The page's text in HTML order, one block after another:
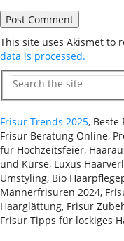
This site uses Akismet to
data is processed.
Frisur Trends 2025, Beste
Frisur Beratung Online,
für Hochzeitsfeier,
und Kurse, Luxus
Umstyling, Bio
Männerfrisuren 2024,
Haarglättung, Frisur
Frisur Tipps für lockiges